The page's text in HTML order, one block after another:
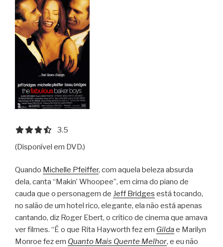
3.5 out of 5.0 stars
3.5
(Disponível em DVD.)
Quando Michelle Pfeiffer, com aquela beleza absurda
dela, canta “Makin’ Whoopee”, em cima do piano de
cauda que o personagem de Jeff Bridges está tocando,
no salão de um hotel rico, elegante, ela não está apenas
cantando, diz Roger Ebert, o crítico de cinema que amava
ver filmes. “É o que Rita Hayworth fez em Gildae Marilyn
Monroe fez em Quanto Mais Quente Melhor, e eu não